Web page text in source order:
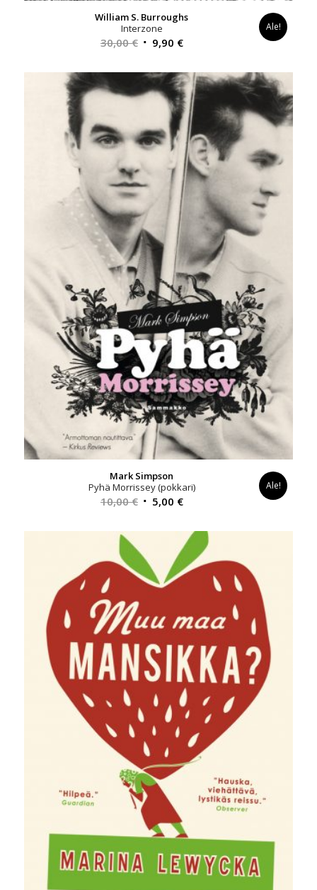
William S. Burroughs
Interzone
30,00€ Alkuperäinen
oli:
30,00 €.
9,90 €Nykyinen
on:
9,90 €.
Ale!
Mark Simpson
Pyhä Morrissey (pokkari)
10,00€ Alkuperäinen
oli:
10,00 €.
5,00 €Nykyinen
on:
5,00 €.
Ale!